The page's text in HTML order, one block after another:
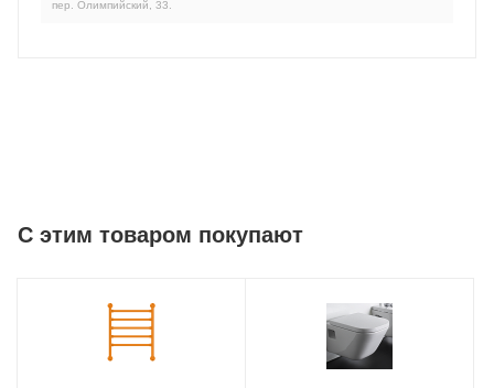
пер. Олимпийский, 33.
C этим товаром покупают